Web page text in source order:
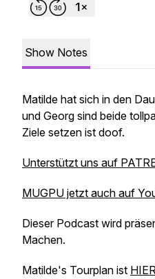
Show Notes
Matilde hat sich in den
und Georg sind beide
Ziele setzen ist doof.
Unterstützt uns auf
MUGPU jetzt auch auf
Dieser Podcast wird
Machen.
Matilde's Tourplan ist